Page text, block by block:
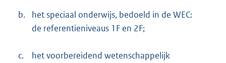
b.
het speciaal onderwijs, bedoeld in de WEC:
de referentieniveaus 1F en 2F;
c.
het voorbereidend wetenschappelijk